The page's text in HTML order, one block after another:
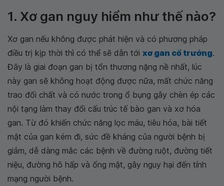
1. Xơ gan nguy hiểm như thế nào?
Xơ gan nếu không được phát hiện và có phương pháp
điều trị kịp thời thì có thể sẽ dẫn tới xơ gan cổ trướng.
Đây là giai đoạn gan bị tổn thương nặng nề nhất, lúc
này gan sẽ không hoạt động được nữa, mất chức năng
trao đổi chất và có nước trong ổ bụng gây chèn ép các
nội tạng làm thay đổi cấu trúc tế bào gan và xơ hóa
gan. Từ đó khiến chức năng lọc máu, tiêu hóa, bài tiết
mật của gan kém đi, sức đề kháng của người bệnh bị
giảm, dễ dàng mắc các bệnh về đường ruột, đường tiết
niệu, đường hô hấp và ống mật, gây nguy hại đến tính
mạng người bệnh.